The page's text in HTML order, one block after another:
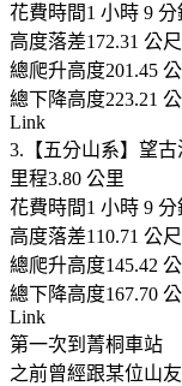
花費時間1 小時 9 分
高度落差172.31 公尺
總爬升高度201.45
總下降高度223.21
Link
3.【五分山系】望古
里程3.80 公里
花費時間1 小時 9 分
高度落差110.71 公尺
總爬升高度145.42
總下降高度167.70
Link
第一次到菁桐車站
之前曾經跟某位山